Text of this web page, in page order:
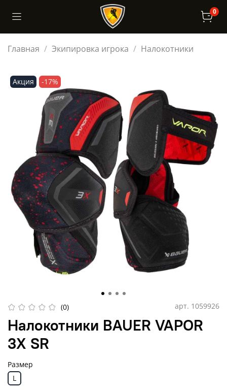
0
Главная Экипировка игрока Налокотники
Акция -17%
(0) арт. 1059926
Налокотники BAUER VAPOR
3X SR
Размер
L